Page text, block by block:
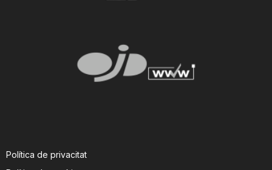
Política de privacitat